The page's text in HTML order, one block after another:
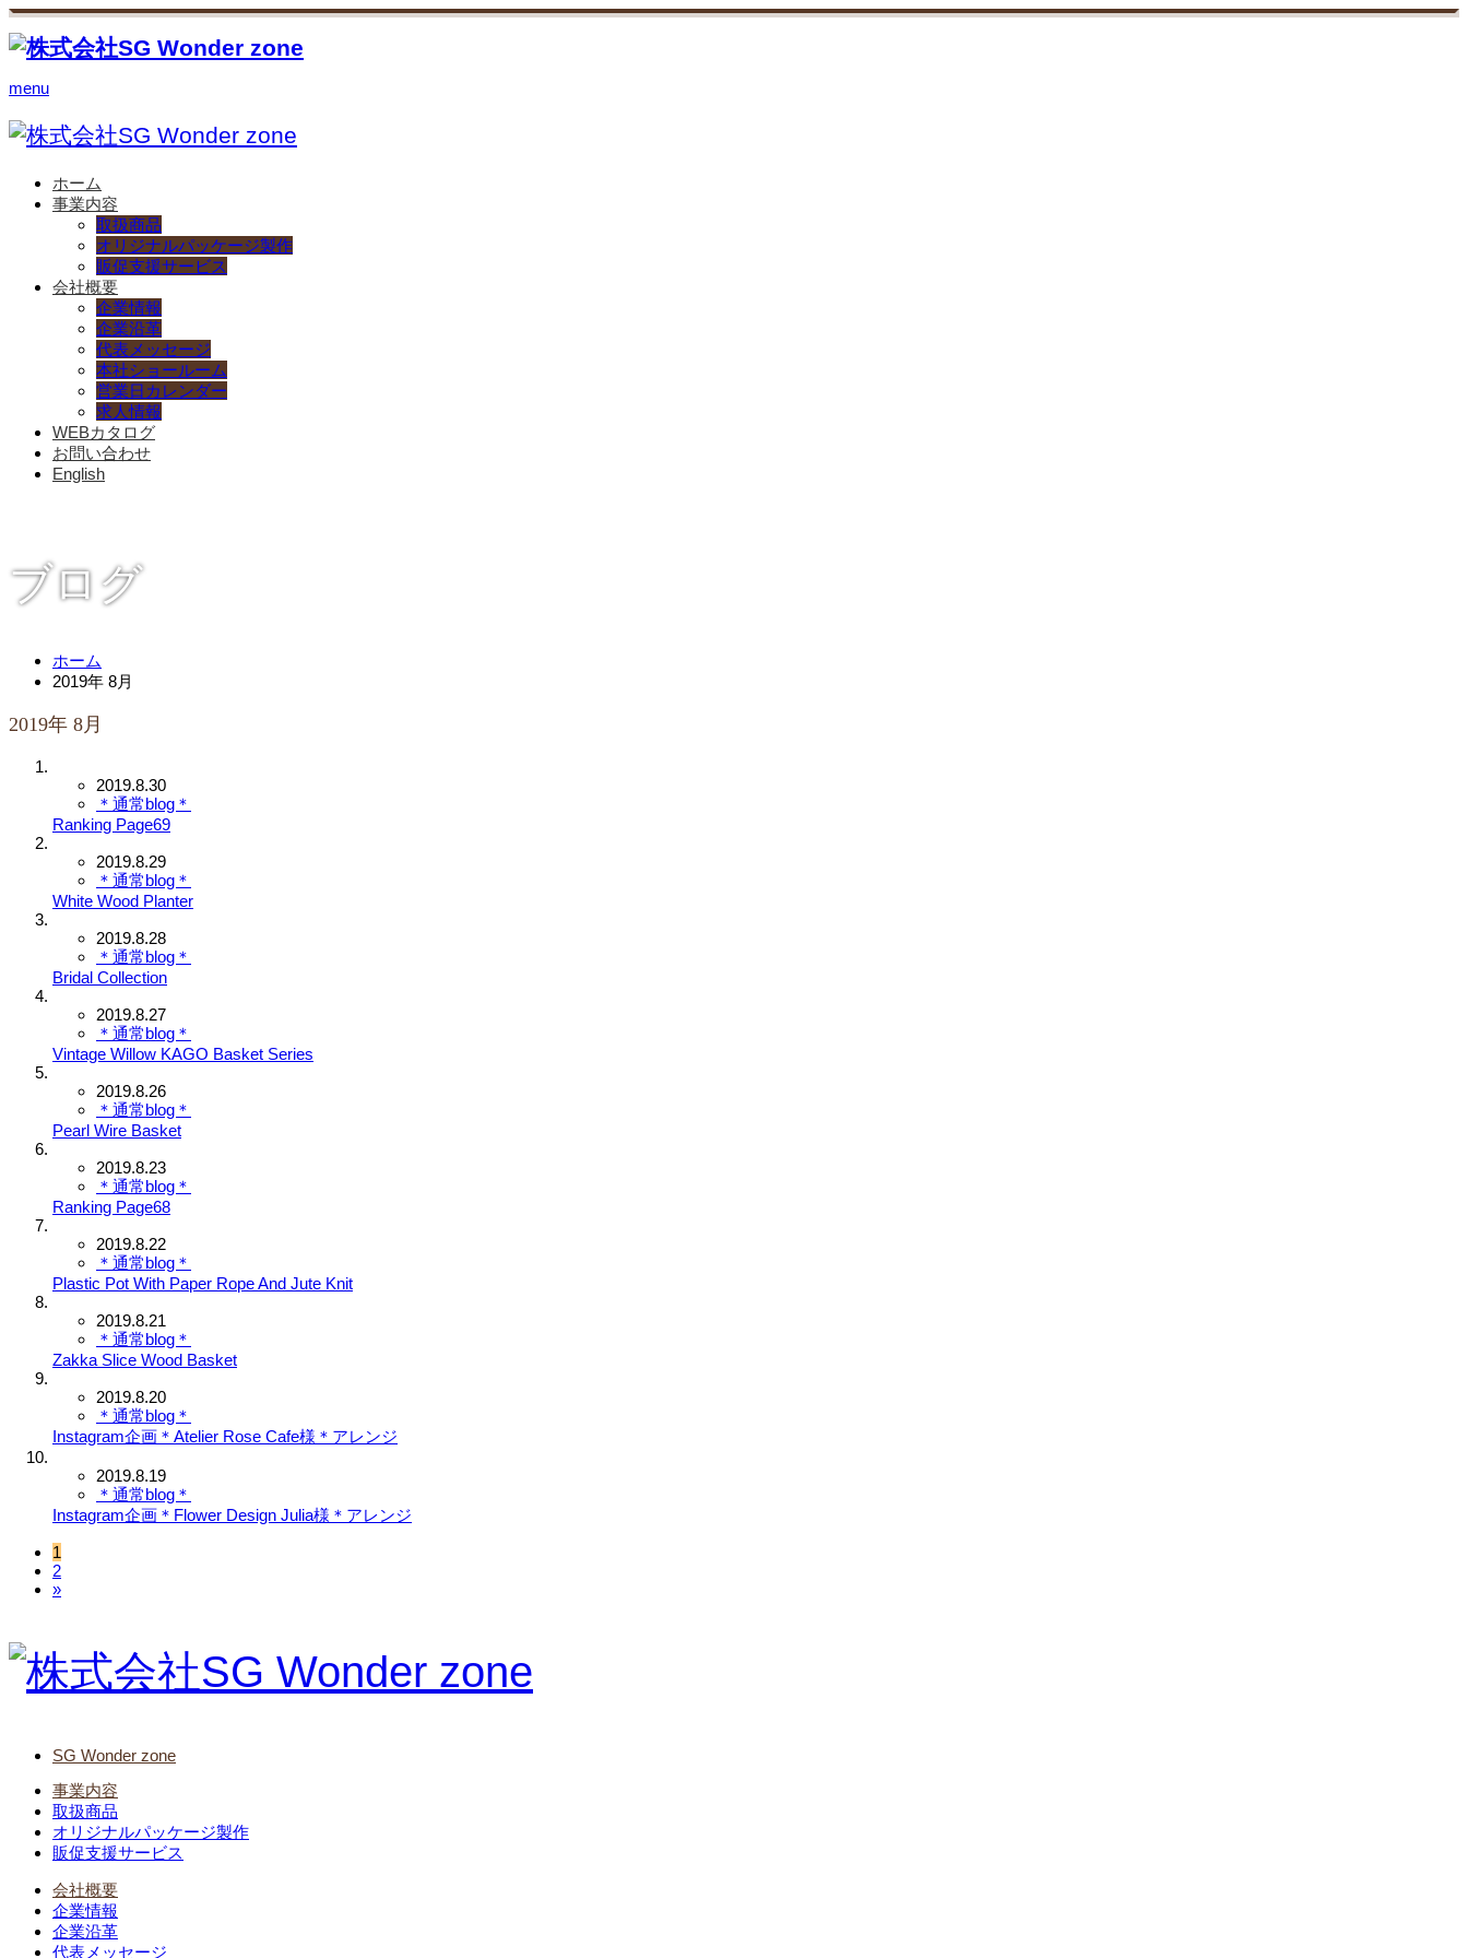
menu
ホーム
事業内容
取扱商品
オリジナルパッケージ製作
販促支援サービス
会社概要
企業情報
企業沿革
代表メッセージ
本社ショールーム
営業日カレンダー
求人情報
WEBカタログ
お問い合わせ
English
ブログ
ホーム
2019年 8月
2019年 8月
2019.8.30
＊通常blog＊
Ranking Page69
2019.8.29
＊通常blog＊
White Wood Planter
2019.8.28
＊通常blog＊
Bridal Collection
2019.8.27
＊通常blog＊
Vintage Willow KAGO Basket Series
2019.8.26
＊通常blog＊
Pearl Wire Basket
2019.8.23
＊通常blog＊
Ranking Page68
2019.8.22
＊通常blog＊
Plastic Pot With Paper Rope And Jute Knit
2019.8.21
＊通常blog＊
Zakka Slice Wood Basket
2019.8.20
＊通常blog＊
Instagram企画＊Atelier Rose Cafe様＊アレンジ
2019.8.19
＊通常blog＊
Instagram企画＊Flower Design Julia様＊アレンジ
1
2
»
SG Wonder zone
事業内容
取扱商品
オリジナルパッケージ製作
販促支援サービス
会社概要
企業情報
企業沿革
代表メッセージ